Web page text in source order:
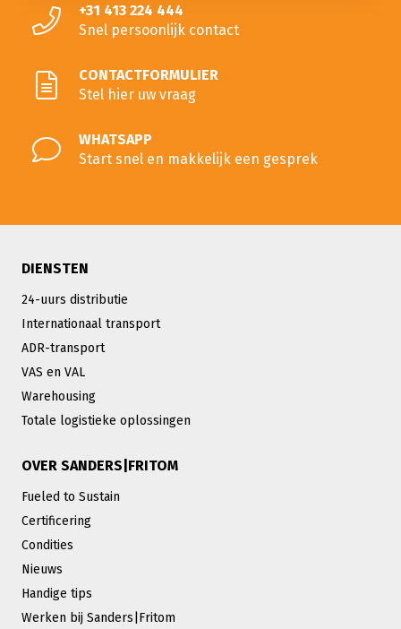
+31 413 224 444
Snel persoonlijk contact
CONTACTFORMULIER
Stel hier uw vraag
WHATSAPP
Start snel en makkelijk een gesprek
DIENSTEN
24-uurs distributie
Internationaal transport
ADR-transport
VAS en VAL
Warehousing
Totale logistieke oplossingen
OVER SANDERS|FRITOM
Fueled to Sustain
Certificering
Condities
Nieuws
Handige tips
Werken bij Sanders|Fritom